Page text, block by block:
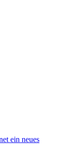
ein neues